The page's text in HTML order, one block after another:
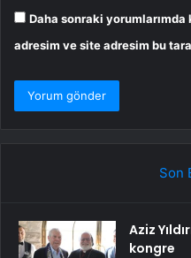
Daha sonraki yorumlarımda
adresim ve site adresim bu
Son
Aziz
kongre